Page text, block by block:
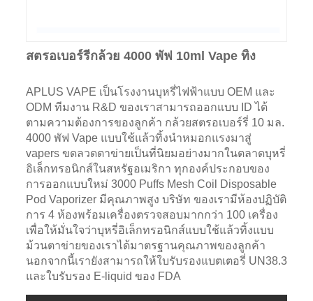
สตรอเบอร์รี่กล้วย 4000 พัฟ 10ml Vape ทิ้ง
APLUS VAPE เป็นโรงงานบุหรี่ไฟฟ้าแบบ OEM และ
ODM ทีมงาน R&D ของเราสามารถออกแบบ ID ได้
ตามความต้องการของลูกค้า กล้วยสตรอเบอร์รี่ 10 มล.
4000 พัฟ Vape แบบใช้แล้วทิ้งนำหมอกแรงมาสู่
vapers ขดลวดตาข่ายเป็นที่นิยมอย่างมากในตลาดบุหรี่
อิเล็กทรอนิกส์ในสหรัฐอเมริกา ทุกองค์ประกอบของ
การออกแบบใหม่ 3000 Puffs Mesh Coil Disposable
Pod Vaporizer มีคุณภาพสูง บริษัท ของเรามีห้องปฏิบัติ
การ 4 ห้องพร้อมเครื่องตรวจสอบมากกว่า 100 เครื่อง
เพื่อให้มั่นใจว่าบุหรี่อิเล็กทรอนิกส์แบบใช้แล้วทิ้งแบบ
ม้วนตาข่ายของเราได้มาตรฐานคุณภาพของลูกค้า
นอกจากนี้เรายังสามารถให้ใบรับรองแบตเตอรี่ UN38.3
และใบรับรอง E-liquid ของ FDA